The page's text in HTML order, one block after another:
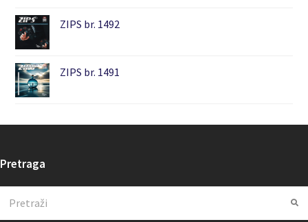
ZIPS br. 1492
ZIPS br. 1491
Pretraga